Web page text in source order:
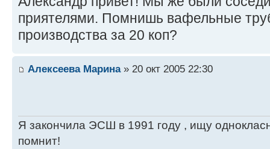
приятелями. Помнишь вафельные
производства за 20 коп?
Алексеева Марина» 20 окт 2005 22:30
Я закончила ЭСШ в 1991 году , ищу
помнит!